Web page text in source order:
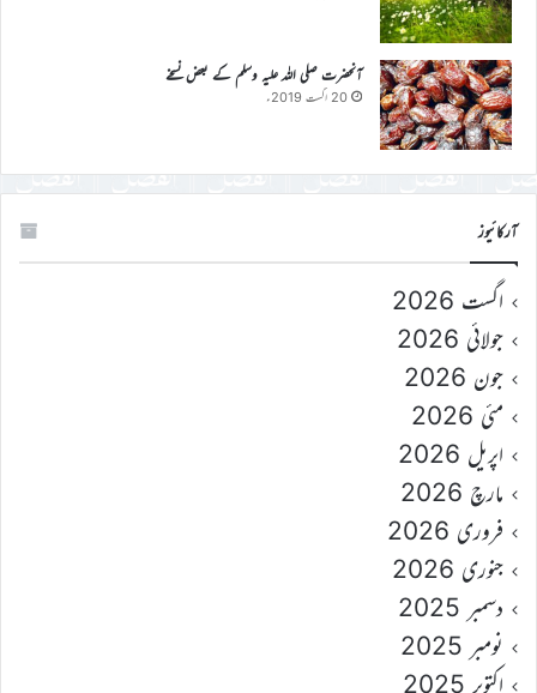
آنحضرت صلی اللہ علیہ وسلم کے بعض نسخے
20 اگست 2019ء
آرکائیوز
اگست 2026
جولائی 2026
جون 2026
مئی 2026
اپریل 2026
مارچ 2026
فروری 2026
جنوری 2026
دسمبر 2025
نومبر 2025
اکتوبر 2025